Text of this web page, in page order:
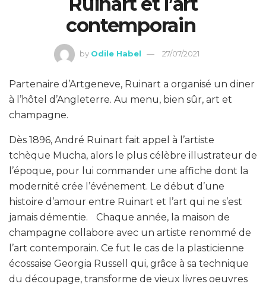
contemporain
by Odile Habel 27/07/2021
Partenaire d’Artgeneve, Ruinart a organisé un diner
à l’hôtel d’Angleterre. Au menu, bien sûr, art et
champagne.
Dès 1896, André Ruinart fait appel à l’artiste
tchèque Mucha, alors le plus célèbre illustrateur de
l’époque, pour lui commander une affiche dont la
modernité crée l’événement. Le début d’une
histoire d’amour entre Ruinart et l’art qui ne s’est
jamais démentie. Chaque année, la maison de
champagne collabore avec un artiste renommé de
l’art contemporain. Ce fut le cas de la plasticienne
écossaise Georgia Russell qui, grâce à sa technique
du découpage, transforme de vieux livres oeuvres